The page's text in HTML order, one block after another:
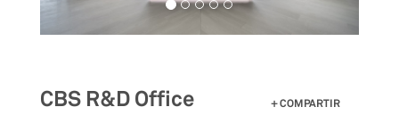
CBS R&D Office COMPARTIR